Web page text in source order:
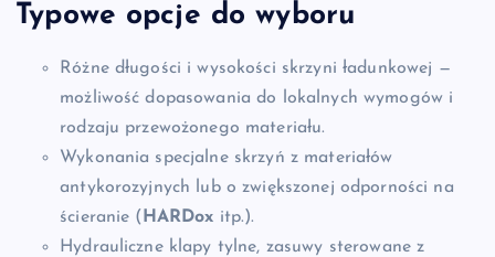
Typowe opcje do wyboru
Różne długości i wysokości skrzyni ładunkowej —
możliwość dopasowania do lokalnych wymogów i
rodzaju przewożonego materiału.
Wykonania specjalne skrzyń z materiałów
antykorozyjnych lub o zwiększonej odporności na
ścieranie ( HARDox itp.).
Hydrauliczne klapy tylne, zasuwy sterowane z